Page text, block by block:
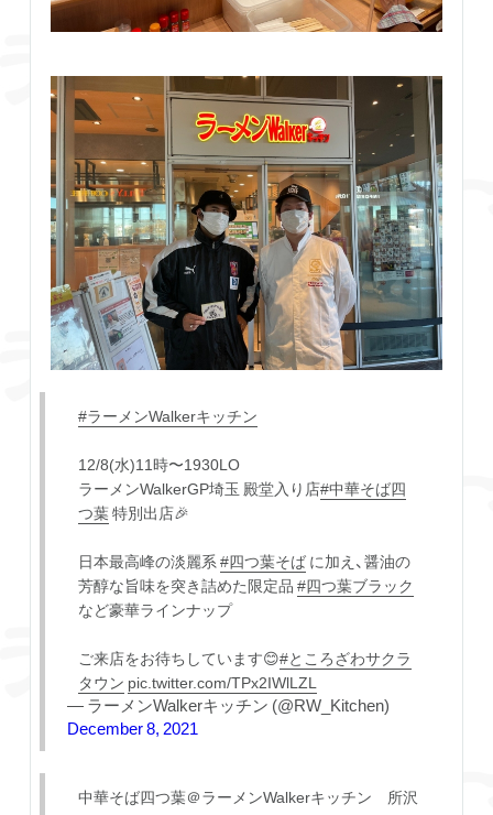
#ラーメンWalkerキッチン
12/8(水)11時〜1930LO
ラーメンWalkerGP埼玉 殿堂入り店#中華そば四
つ葉特別出店🎉
日本最高峰の淡麗系#四つ葉そばに加え、醤油の
芳醇な旨味を突き詰めた限定品 #四つ葉ブラック
など豪華ラインナップ
ご来店をお待ちしています😊#ところざわサクラ
タウン pic.twitter.com/TPx2IWlLZL
— ラーメンWalkerキッチン (@RW_Kitchen)
December 8, 2021
中華そば四つ葉＠ラーメンWalkerキッチン 所沢